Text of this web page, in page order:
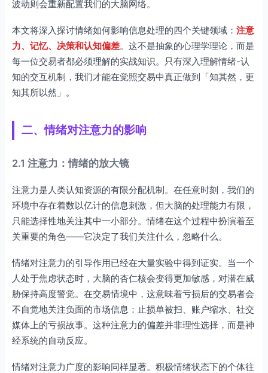
波动则会重新配置我们的大脑网络。
本文将深入探讨情绪如何影响信息处理的四个关键领域： 注意
力、记忆、决策和认知偏差。这不是抽象的心理学理论，而是
每一位交易者都必须理解的实战知识。只有深入理解情绪-认
知的交互机制，我们才能在觉照交易中真正做到「知其然，更
知其所以然」。
二、情绪对注意力的影响
2.1 注意力：情绪的放大镜
注意力是人类认知资源的有限分配机制。在任意时刻，我们的
环境中存在着数以亿计的信息刺激，但大脑的处理能力有限，
只能选择性地关注其中一小部分。情绪在这个过程中扮演着至
关重要的角色——它决定了我们关注什么，忽略什么。
情绪对注意力的引导作用已经在大量实验中得到证实。当一个
人处于焦虑状态时，大脑的杏仁核会变得更加敏感，对潜在威
胁保持高度警觉。在交易情境中，这意味着亏损后的交易者会
不自觉地关注负面的市场信息：止损单被扫、账户缩水、社交
媒体上的亏损故事。这种注意力的偏差并非理性选择，而是神
经系统的自动反应。
情绪对注意力广度的影响同样显著。积极情绪状态下的个体往